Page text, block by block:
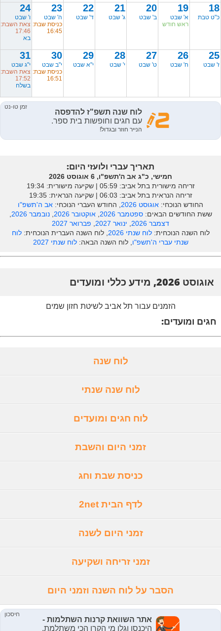
18
כ"ט טבת
19
א' שבט
ראש חודש
20
ב' שבט
21
ג' שבט
22
ד' שבט
23
ה' שבט
כניסת שבת:
16:45
24
ו' שבט
צאת השבת:
17:46
בא
25
ז' שבט
26
ח' שבט
27
ט' שבט
28
י' שבט
29
י"א שבט
30
י"ב שבט
כניסת שבת:
16:51
31
י"ג שבט
צאת השבת:
17:52
בשלח
תאריך עברי ולועזי היום:
חמישי, כ"ג אב ה'תשפ"ו, 6 אוגוסט 2026
זריחה מישורית בתל אביב: ‎05:59 | שקיעה מישורית: 19:34
זריחה הנראית בתל אביב: ‎06:03 | שקיעה הנראית: 19:35
החודש הנוכחי: אוגוסט 2026 , החודש העברי הנוכחי: אב ה'תשפ"ו
ששת החודשים הבאים:ספטמבר 2026 ,אוקטובר 2026 ,נובמבר 2026
,
דצמבר 2026
, ינואר 2027 , פברואר 2027
לוח השנה הנוכחית:לוח שנתי 2026 , לוח השנה העברית הנוכחית:לוח
שנתי עברי ה'תשפ"ו, לוח השנה הבאה:לוח שנתי 2027
אוגוסט 2026, מידע כללי ומועדים
הזמנים עבור תל אביב לשיטת חזון שמים
חגים ומועדים:
לוח שנה
לוח שנה שנתי
לוח חגים ומועדים
זמני היום והשבת
כניסת שבת וחג
לדף הבית 2net
זמני היום לשנה
זמני זריחה ושקיעה
הסבר על לוח השנה וזמני היום